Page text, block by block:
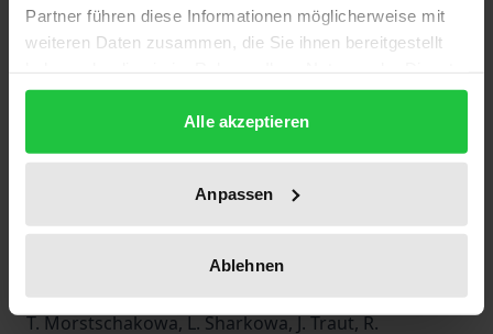
Partner führen diese Informationen möglicherweise mit
weiteren Daten zusammen, die Sie ihnen bereitgestellt
gesammelt haben.
Alle akzeptieren
Anpassen
Ablehnen
Integrationsformen zu begreifen, die es
auszubauen, zu stärken und nicht zuletzt
Schriftenreihe behandeln Autoren aus Deutschland
und der Russischen Föderation aktuelle Tendenzen
und Probleme der Verfassungsgerichtsbarkeit
insbesondere auch auf regionaler Ebene.
Mit Beiträgen von: S. Baburin, M. Baglai, N.
Ermakowa, A. Gataullin, J. Gawrjussow, A. Kowaljow,
T. Morstschakowa, L. Sharkowa, J. Traut, R.